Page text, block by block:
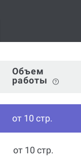
Объем
работы
от 10 стр.
от 10 стр.